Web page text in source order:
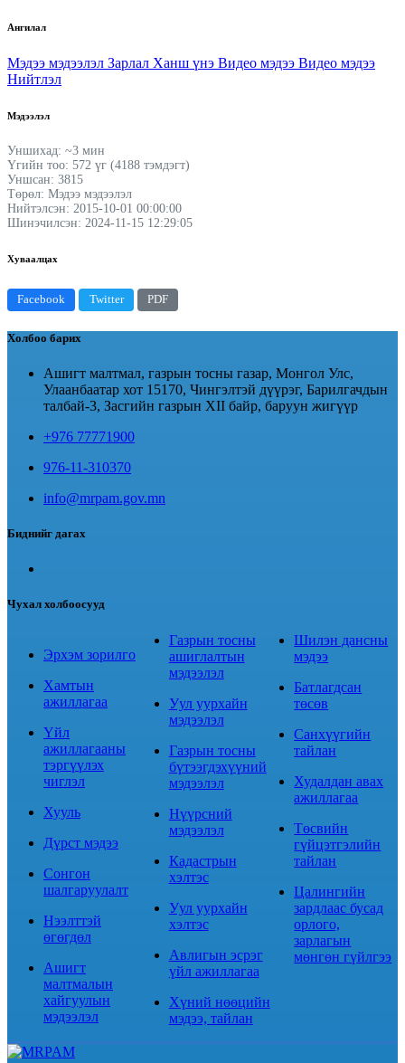
Ангилал
Мэдээ мэдээлэл Зарлал Ханш үнэ Видео мэдээ Видео мэдээ
Нийтлэл
Мэдээлэл
Уншихад: ~3 мин
Үгийн тоо: 572 үг (4188 тэмдэгт)
Уншсан: 3815
Төрөл: Мэдээ мэдээлэл
Нийтэлсэн: 2015-10-01 00:00:00
Шинэчилсэн: 2024-11-15 12:29:05
Хуваалцах
Facebook Twitter PDF
Холбоо барих
Ашигт малтмал, газрын тосны газар, Монгол Улс,
Улаанбаатар хот 15170, Чингэлтэй дүүрэг, Барилгачдын
талбай-3, Засгийн газрын XII байр, баруун жигүүр
+976 77771900
976-11-310370
info@mrpam.gov.mn
Биднийг дагах
Чухал холбоосууд
Эрхэм зорилго
Хамтын
ажиллагаа
Үйл
ажиллагааны
тэргүүлэх
чиглэл
Хууль
Дүрст мэдээ
Сонгон
шалгаруулалт
Нээлттэй
өгөгдөл
Ашигт
малтмалын
хайгуулын
мэдээлэл
Газрын тосны
ашиглалтын
мэдээлэл
Уул уурхайн
мэдээлэл
Газрын тосны
бүтээгдэхүүний
мэдээлэл
Нүүрсний
мэдээлэл
Кадастрын
хэлтэс
Уул уурхайн
хэлтэс
Авлигын эсрэг
үйл ажиллагаа
Хүний нөөцийн
мэдээ, тайлан
Шилэн дансны
мэдээ
Батлагдсан
төсөв
Санхүүгийн
тайлан
Худалдан авах
ажиллагаа
Төсвийн
гүйцэтгэлийн
тайлан
Цалингийн
зардлаас бусад
орлого,
зарлагын
мөнгөн гүйлгээ